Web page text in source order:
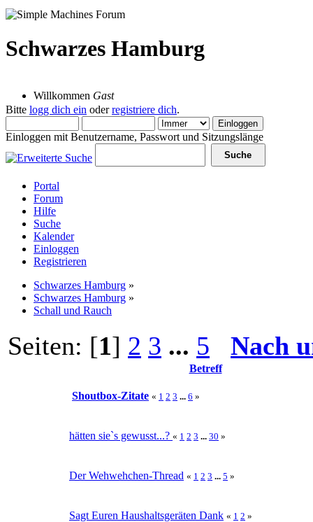
Schwarzes Hamburg
Willkommen Gast
Bitte logg dich ein oderregistriere dich.
Einloggen mit Benutzername, Passwort und Sitzungslänge
Portal
Forum
Hilfe
Suche
Kalender
Einloggen
Registrieren
Schwarzes Hamburg »
Schwarzes Hamburg »
Schall und Rauch
Seiten: [1] 2 3 ... 5 Nach
Betreff
Shoutbox-Zitate « 1 2 3 ... 6 »
hätten sie`s gewusst...? « 1 2 3 ... 30 »
Der Wehwehchen-Thread « 1 2 3 ... 5 »
Sagt Euren Haushaltsgeräten Dank « 1 2 »